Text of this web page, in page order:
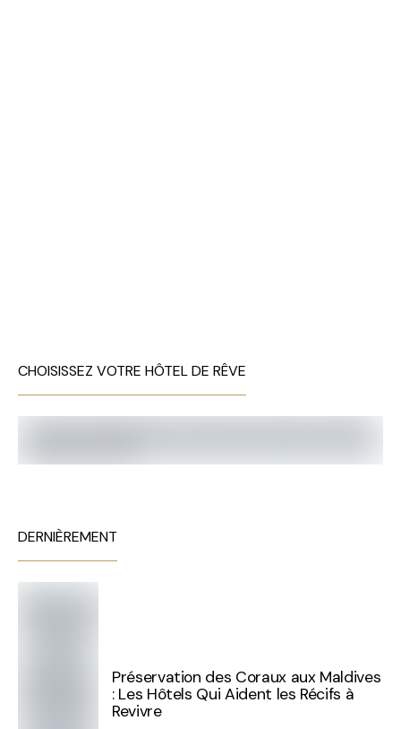
CHOISISSEZ VOTRE HÔTEL DE RÊVE
DERNIÈREMENT
Préservation des Coraux aux Maldives
: Les Hôtels Qui Aident les Récifs à
Revivre